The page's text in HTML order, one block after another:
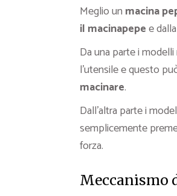
Meglio un macina
il macinapepee
Da una parte i
l’utensile e questo
macinare.
Dall’altra parte i
semplicemente
forza.
Meccanismo